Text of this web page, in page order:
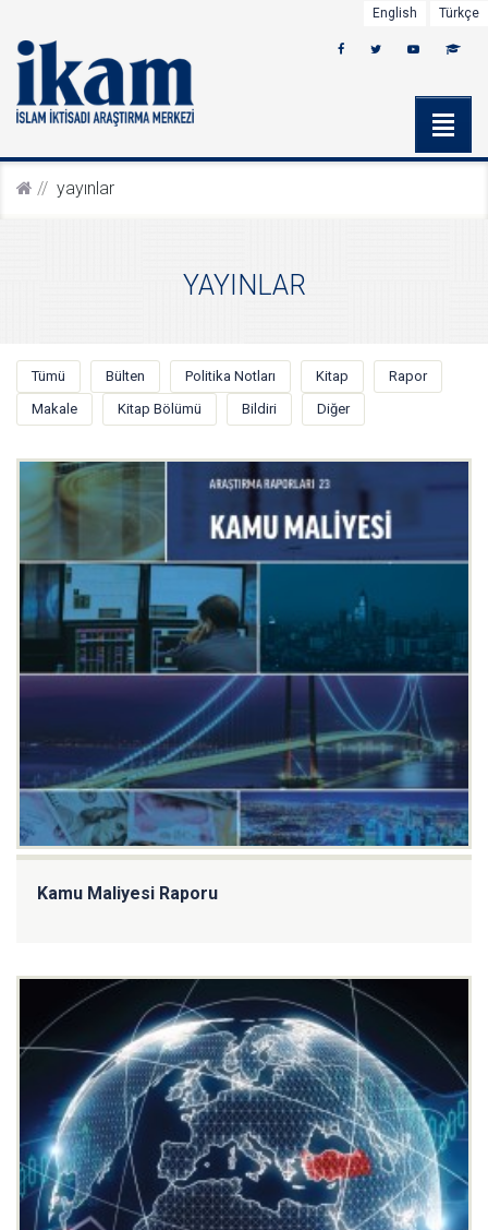
English Türkçe
yayinlar
YAYINLAR
Tümü Bülten Politika Notları Kitap
Rapor
Makale
Kitap Bölümü Bildiri Diğer
Kamu Maliyesi Raporu